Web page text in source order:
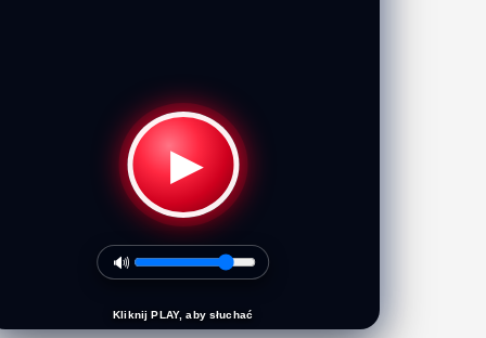
▶
🔊
Kliknij PLAY, aby słuchać